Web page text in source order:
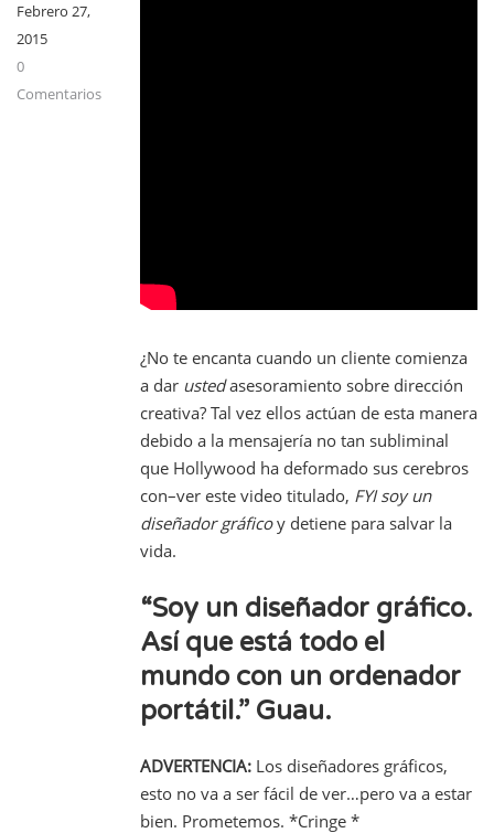
Febrero 27,
2015
0
Comentarios
¿No te encanta cuando un cliente comienza
a dar ustedasesoramiento sobre dirección
creativa? Tal vez ellos actúan de esta manera
debido a la mensajería no tan subliminal
que Hollywood ha deformado sus cerebros
con–ver este video titulado, FYI soy un
diseñador gráficoy detiene para salvar la
vida.
“Soy un diseñador gráfico.
Así que está todo el
mundo con un ordenador
portátil.” Guau.
ADVERTENCIA: Los diseñadores gráficos,
esto no va a ser fácil de ver…pero va a estar
bien. Prometemos. *Cringe *